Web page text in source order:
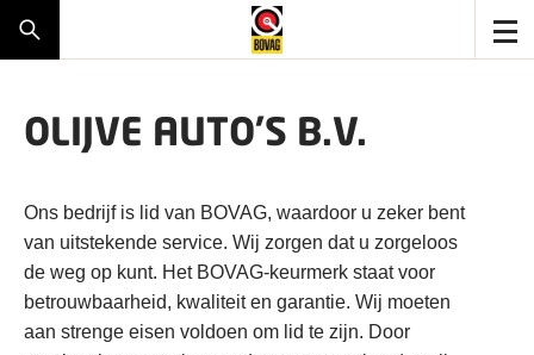
OLIJVE AUTO'S B.V.
Ons bedrijf is lid van BOVAG, waardoor u zeker bent
van uitstekende service. Wij zorgen dat u zorgeloos
de weg op kunt. Het BOVAG-keurmerk staat voor
betrouwbaarheid, kwaliteit en garantie. Wij moeten
aan strenge eisen voldoen om lid te zijn. Door